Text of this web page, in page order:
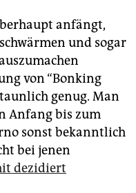
anfängt,
und sogar
von “Bonking
genug. Man
Anfang bis zum
sonst bekanntlich
bei jenen
dezidiert